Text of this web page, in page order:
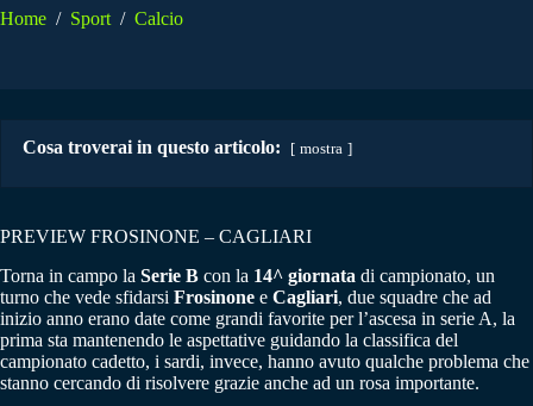
Home / Sport / Calcio
Cosa troverai in questo articolo: mostra
PREVIEW FROSINONE – CAGLIARI
Torna in campo la Serie B con la 14^ giornata di campionato, un
turno che vede sfidarsi Frosinone e Cagliari, due squadre che ad
inizio anno erano date come grandi favorite per l’ascesa in serie A, la
prima sta mantenendo le aspettative guidando la classifica del
campionato cadetto, i sardi, invece, hanno avuto qualche problema che
stanno cercando di risolvere grazie anche ad un rosa importante.